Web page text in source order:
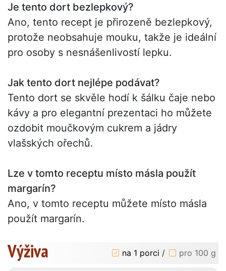
Je tento dort bezlepkový?
Ano, tento recept je přirozeně bezlepkový,
protože neobsahuje mouku, takže je ideální
pro osoby s nesnášenlivostí lepku.
Jak tento dort nejlépe podávat?
Tento dort se skvěle hodí k šálku čaje nebo
kávy a pro elegantní prezentaci ho můžete
ozdobit moučkovým cukrem a jádry
vlašských ořechů.
Lze v tomto receptu místo másla použít
margarín?
Ano, v tomto receptu můžete místo másla
použít margarín.
Výživa na 1 porci / pro 100 g